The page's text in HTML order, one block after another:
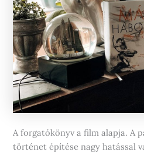
A forgatókönyv a film alapja. A
történet építése nagy hatással